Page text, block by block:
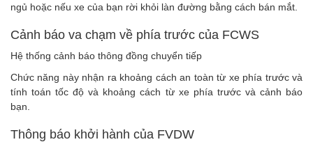
ngủ hoặc nếu xe của bạn rời khỏi làn đường bằng cách bán mắt.
Cảnh báo va chạm về phía trước của FCWS
Hệ thống cảnh báo thông đồng chuyển tiếp
Chức năng này nhận ra khoảng cách an toàn từ xe phía trước và
tính toán tốc độ và khoảng cách từ xe phía trước và cảnh báo
bạn.
Thông báo khởi hành của FVDW